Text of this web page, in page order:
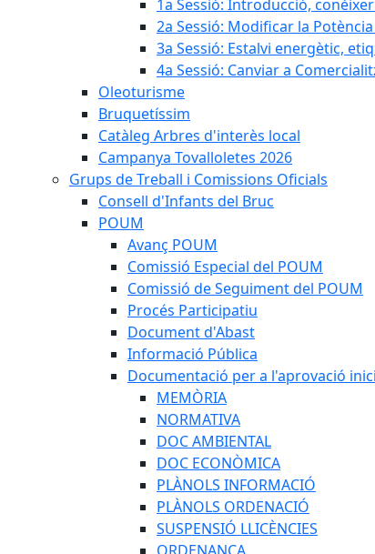
1a Sessió: Introducció,
2a Sessió: Modificar la
3a Sessió: Estalvi energètic,
4a Sessió: Canviar a
Oleoturisme
Bruquetíssim
Catàleg Arbres d'interès local
Campanya Tovalloletes 2026
Grups de Treball i Comissions Oficials
Consell d'Infants del Bruc
POUM
Avanç POUM
Comissió Especial del POUM
Comissió de Seguiment del POUM
Procés Participatiu
Document d'Abast
Informació Pública
Documentació per a l'aprovació
MEMÒRIA
NORMATIVA
DOC AMBIENTAL
DOC ECONÒMICA
PLÀNOLS INFORMACIÓ
PLÀNOLS ORDENACIÓ
SUSPENSIÓ LLICÈNCIES